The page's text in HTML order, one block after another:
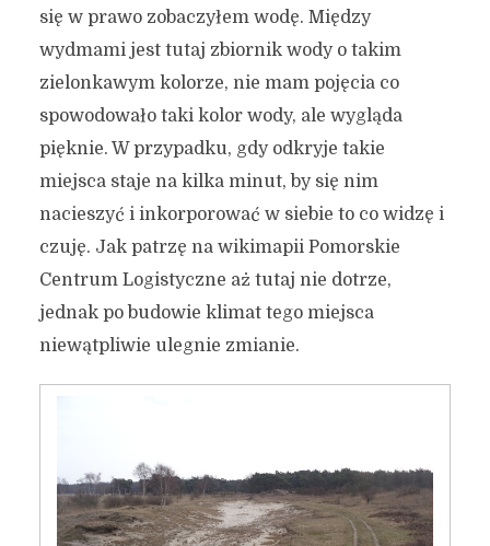
Magiczne miejsce pośród
wydm na Stogach.
się w prawo zobaczyłem wodę. Między
wydmami jest tutaj zbiornik wody o takim
zielonkawym kolorze, nie mam pojęcia co
spowodowało taki kolor wody, ale wygląda
pięknie. W przypadku, gdy odkryje takie
miejsca staje na kilka minut, by się nim
nacieszyć i inkorporować w siebie to co widzę i
czuję. Jak patrzę na wikimapii Pomorskie
Centrum Logistyczne aż tutaj nie dotrze,
jednak po budowie klimat tego miejsca
niewątpliwie ulegnie zmianie.